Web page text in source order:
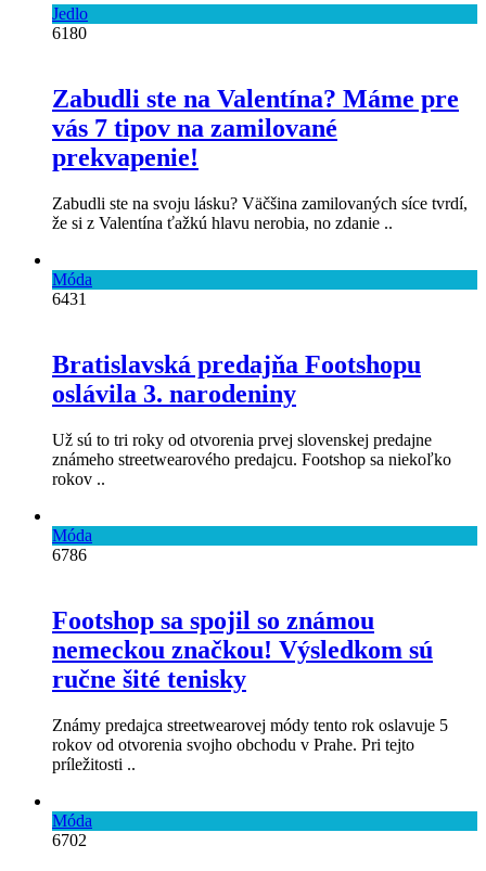
Jedlo
6180
Zabudli ste na Valentína? Máme pre
vás 7 tipov na zamilované
prekvapenie!
Zabudli ste na svoju lásku? Väčšina zamilovaných síce tvrdí,
že si z Valentína ťažkú hlavu nerobia, no zdanie ..
Móda
6431
Bratislavská predajňa Footshopu
oslávila 3. narodeniny
Už sú to tri roky od otvorenia prvej slovenskej predajne
známeho streetwearového predajcu. Footshop sa niekoľko
rokov ..
Móda
6786
Footshop sa spojil so známou
nemeckou značkou! Výsledkom sú
ručne šité tenisky
Známy predajca streetwearovej módy tento rok oslavuje 5
rokov od otvorenia svojho obchodu v Prahe. Pri tejto
príležitosti ..
Móda
6702